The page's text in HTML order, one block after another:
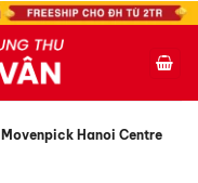
Hanoi Centre